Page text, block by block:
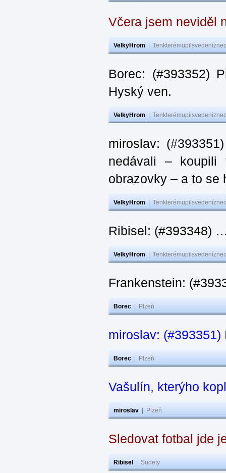
Včera jsem neviděl
VelkyHrom
Borec: (#393352)
Hyský ven.
VelkyHrom
miroslav:
nedávali –
obrazovky – a to
VelkyHrom
Ribisel: (#393348)
VelkyHrom
Frankenstein:
Borec Plzeň
miroslav:
Borec Plzeň
Vašulín, kterýho
miroslav Plzeň
Sledovat fotbal jde
Ribisel Sudety